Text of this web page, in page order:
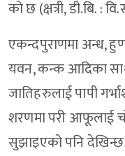
को छ (क्षत्री, डी.बि. :
एकन्दपुराणमा अन्ध,
यवन, कन्क आदिका
जातिहरुलाई पापी
शरणमा परी आफूलाई
सुझाइएको पनि